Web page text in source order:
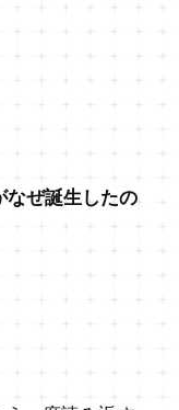
なぜ誕生したの